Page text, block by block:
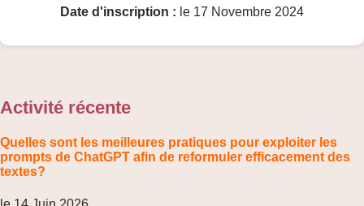
Date d'inscription : le 17 Novembre 2024
Activité récente
Quelles sont les meilleures pratiques pour exploiter les
prompts de ChatGPT afin de reformuler efficacement des
textes?